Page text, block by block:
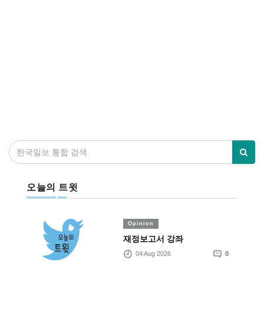
오늘의 트윗
Opinion
재정보고서 강좌
04 Aug 2026 0